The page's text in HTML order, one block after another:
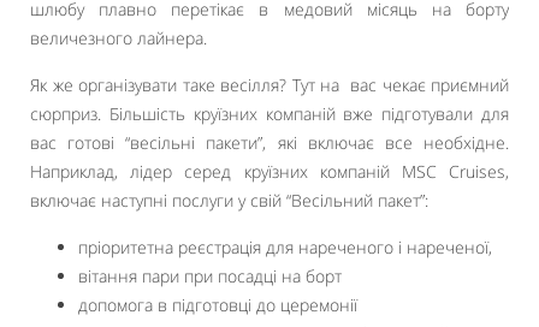
шлюбу плавно перетікає в медовий місяць на борту
величезного лайнера.
Як же організувати таке весілля? Тут на вас чекає приємний
сюрприз. Більшість круїзних компаній вже підготували для
вас готові “весільні пакети”, які включає все необхідне.
Наприклад, лідер серед круїзних компаній MSC Cruises,
включає наступні послуги у свій “Весільний пакет”:
пріоритетна реєстрація для нареченого і нареченої,
вітання пари при посадці на борт
допомога в підготовці до церемонії